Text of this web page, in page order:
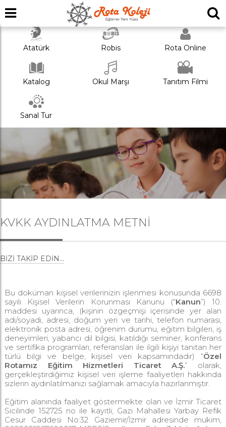
Atatürk Robis Rota Online
Katalog Okul Marşı Tanıtım Filmi
Sanal Tur
KVKK AYDINLATMA METNI
BIZI TAKIP EDIN...
Bu doküman kişisel verilerinizin işlenmesi konusunda 6698
sayılı Kişisel Verilerin Korunması Kanunu (“Kanun”) 10.
maddesi uyarınca, (kişinin özgeçmişi içerisinde yer alan
adı/soyadı, adresi, doğum yeri ve tarihi, telefon numarası,
elektronik posta adresi, öğrenim durumu, eğitim bilgileri, iş
deneyimleri, yabancı dil bilgisi, katıldığı seminer, konferans
ve sertifika programları, referansları ile ilgili kişiyi tanıtan her
türlü bilgi ve belge, kişisel veri kapsamındadır) “Özel
Rotamız Eğitim Hizmetleri Ticaret A.Ş.” olarak,
gerçekleştirdiğimiz kişisel veri işleme faaliyetleri hakkında
sizlerin aydınlatılmanızı sağlamak amacıyla hazırlanmıştır.
Eğitim alanında faaliyet göstermekte olan ve İzmir Ticaret
Sicilinde 152725 no ile kayıtlı; Gazi Mahallesi Yarbay Refik
Cesur Caddesi No:32 Gaziemir/İzmir adresinde mukim,